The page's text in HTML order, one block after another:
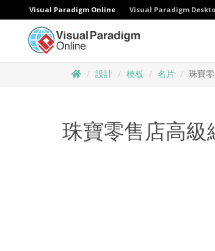
Visual Paradigm Online Visual Paradigm
設計 模板 名片 珠寶
珠寶零售店高級